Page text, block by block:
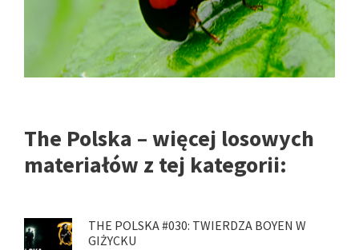
The Polska – więcej losowych
materiałów z tej kategorii:
THE POLSKA #030: TWIERDZA BOYEN W
GIŻYCKU